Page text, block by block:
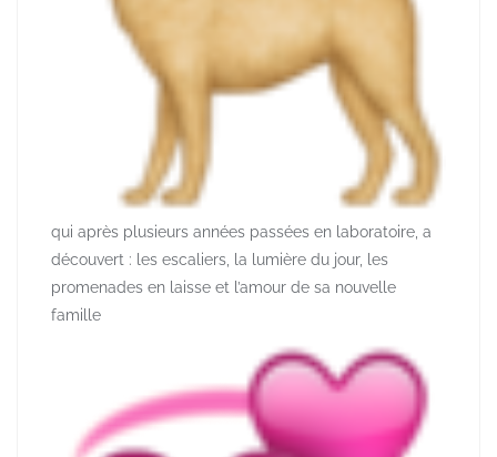
qui après plusieurs années passées en laboratoire, a
découvert : les escaliers, la lumière du jour, les
promenades en laisse et l’amour de sa nouvelle
famille